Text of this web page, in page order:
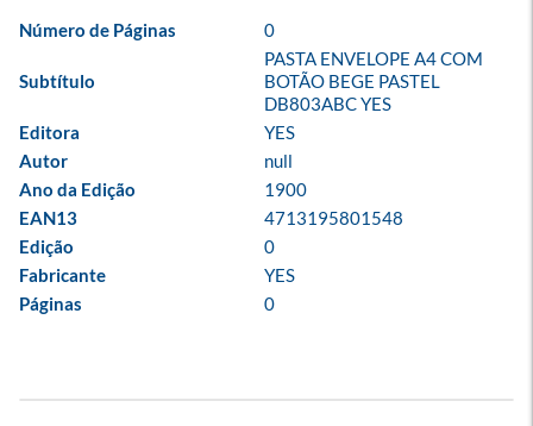
Número de Páginas 0
Subtítulo
PASTA ENVELOPE A4 COM
BOTÃO BEGE PASTEL
DB803ABC YES
Editora
YES
Autor
null
Ano da Edição
1900
EAN13
4713195801548
Edição
0
Fabricante
YES
Páginas
0